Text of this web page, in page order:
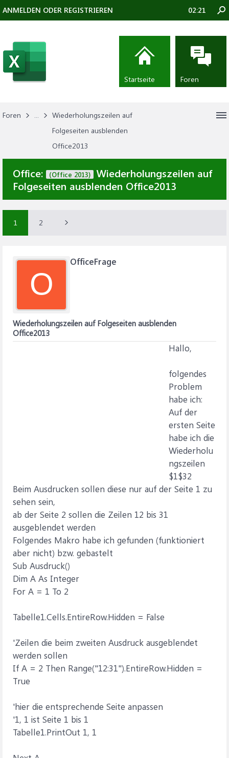
Foren ...
Wiederholungszeilen auf
Folgeseiten ausblenden
Office2013
Office: (Office 2013)
Wiederholungszeilen auf
Folgeseiten ausblenden Office2013
1 2
O
OfficeFrage
Wiederholungszeilen auf Folgeseiten ausblenden
Office2013
Hallo,
folgendes
Problem
habe ich:
Auf der
ersten Seite
habe ich die
Wiederholu
ngszeilen
$1$32
Beim Ausdrucken sollen diese nur auf der Seite 1 zu
sehen sein,
ab der Seite 2 sollen die Zeilen 12 bis 31
ausgeblendet werden
Folgendes Makro habe ich gefunden (funktioniert
aber nicht) bzw. gebastelt
Sub Ausdruck()
Dim A As Integer
For A = 1 To 2
Tabelle1.Cells.EntireRow.Hidden = False
'Zeilen die beim zweiten Ausdruck ausgeblendet
werden sollen
If A = 2 Then Range("12:31").EntireRow.Hidden =
True
'hier die entsprechende Seite anpassen
'1, 1 ist Seite 1 bis 1
Tabelle1.PrintOut 1, 1
ANMELDEN ODER REGISTRIEREN 02:21
Startseite Foren